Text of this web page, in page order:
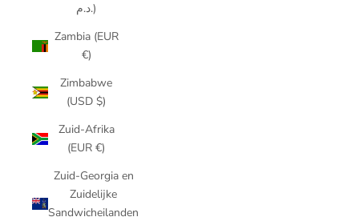
د.م.)
Zambia (EUR
€)
Zimbabwe
(USD $)
Zuid-Afrika
(EUR €)
Zuid-Georgia en
Zuidelijke
Sandwicheilanden